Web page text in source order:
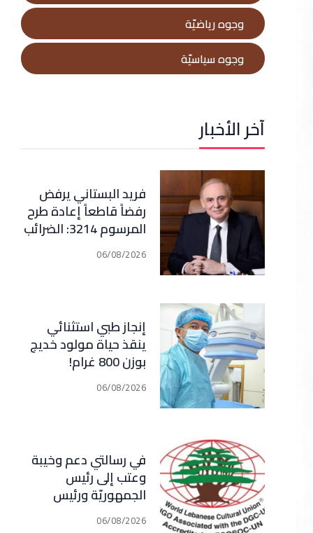
وجوه رياضيّة
وجوه سياسيّة
آخر الأخبار
فريد البستاني يرفض
رفضاً قاطعاً إعادة طرح
المرسوم 3214: الضرائب
الجديدة تعرقل التعافي
الاقتصادي وتناقض
06/08/2026
إنجاز طبي استثنائي
ينقذ حياة مولود خديج
بوزن 800 غرام!
06/08/2026
في رسالتي دعم وخيبة
وعتب إلى رئيس
الجمهوريّة ورئيس
مجلس الوزراء .. رئيس
06/08/2026